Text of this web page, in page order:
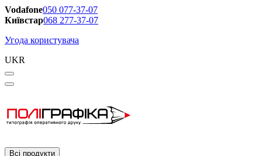
Vodafone050 077-37-07
Київстар068 277-37-07
Угода користувача
UKR
Всі продукти